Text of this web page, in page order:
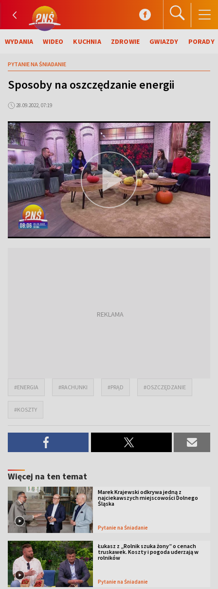
WYDANIA WIDEO KUCHNIA ZDROWIE GWIAZDY PORADY
PYTANIE NA ŚNIADANIE
Sposoby na oszczędzanie energii
28.09.2022, 07:19
#ENERGIA #RACHUNKI #PRĄD #OSZCZĘDZANIE
#KOSZTY
Więcej na ten temat
Marek Krajewski odkrywa jedną z
najciekawszych miejscowości Dolnego
Śląska
Pytanie na Śniadanie
Łukasz z „Rolnik szuka żony” o cenach
truskawek. Koszty i pogoda uderzają w
rolników
Pytanie na Śniadanie